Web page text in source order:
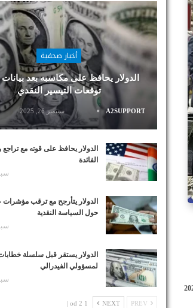
أخبار صحفية
الدولار يحافظ على مكاسبه بعد
توقعات التيسير النقدي
A2SUPPORT سبتمبر 26, 2025
الدولار يحافظ على قوته مع
الفائدة
الدولار يتأرجح مع ترقب مؤشرات
حول السياسة النقدية
الدولار يستقر قبل سلسلة
لمسؤولي الفيدرالي
NEXT
1 od 2 |